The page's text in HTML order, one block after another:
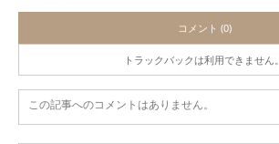
コメント (0)
トラックバックは利用できません。
この記事へのコメントはありません。